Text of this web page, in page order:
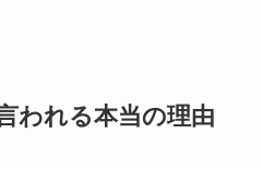
われる本当の理由